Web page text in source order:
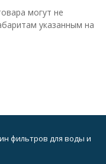
могут не
указанным на
фильтров для воды и